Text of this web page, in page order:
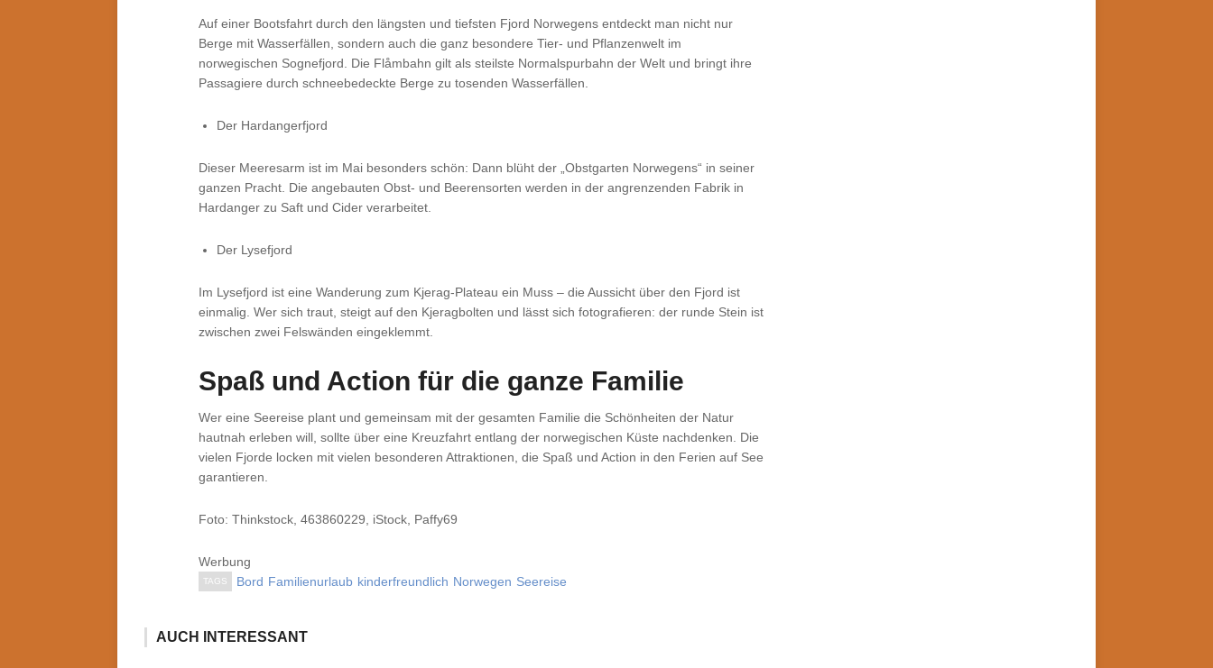
Auf einer Bootsfahrt durch den längsten und tiefsten Fjord Norwegens entdeckt man nicht nur
Berge mit Wasserfällen, sondern auch die ganz besondere Tier- und Pflanzenwelt im
norwegischen Sognefjord. Die Flåmbahn gilt als steilste Normalspurbahn der Welt und bringt ihre
Passagiere durch schneebedeckte Berge zu tosenden Wasserfällen.
Der Hardangerfjord
Dieser Meeresarm ist im Mai besonders schön: Dann blüht der „Obstgarten Norwegens“ in seiner
ganzen Pracht. Die angebauten Obst- und Beerensorten werden in der angrenzenden Fabrik in
Hardanger zu Saft und Cider verarbeitet.
Der Lysefjord
Im Lysefjord ist eine Wanderung zum Kjerag-Plateau ein Muss – die Aussicht über den Fjord ist
einmalig. Wer sich traut, steigt auf den Kjeragbolten und lässt sich fotografieren: der runde Stein ist
zwischen zwei Felswänden eingeklemmt.
Spaß und Action für die ganze Familie
Wer eine Seereise plant und gemeinsam mit der gesamten Familie die Schönheiten der Natur
hautnah erleben will, sollte über eine Kreuzfahrt entlang der norwegischen Küste nachdenken. Die
vielen Fjorde locken mit vielen besonderen Attraktionen, die Spaß und Action in den Ferien auf See
garantieren.
Foto: Thinkstock, 463860229, iStock, Paffy69
Werbung
TAGS Bord Familienurlaub kinderfreundlich Norwegen Seereise
AUCH INTERESSANT